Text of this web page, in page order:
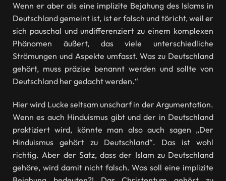
Wenn er aber als eine implizite Bejahung des Islams in
Deutschland gemeint ist, ist er falsch und töricht, weil er
sich pauschal und undifferenziert zu einem komplexen
Phänomen äußert, das viele unterschiedliche
Strömungen und Aspekte umfasst. Was zu Deutschland
gehört, muss präzise benannt werden und sollte von
Deutschland her gedacht werden.“
Hier wird Lucke seltsam unscharf in der Argumentation.
Wenn es auch Hinduismus gibt und der in Deutschland
praktiziert wird, könnte man also auch sagen „Der
Hinduismus gehört zu Deutschland“. Das ist wohl
richtig. Aber der Satz, dass der Islam zu Deutschland
gehöre, wird damit nicht falsch. Was soll eine implizite